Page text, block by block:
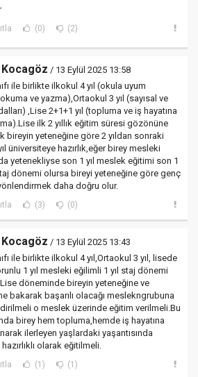
(0) (2)
Kocagöz / 13 Eylül 2025 13:58
ile birlikte ilkokul 4 yıl (okula uyum
ve yazma),Ortaokul 3 yıl (sayısal ve
,Lise 2+1+1 yıl (topluma ve iş hayatına
ilk 2 yıllık eğitim süresi gözönüne
bireyin yeteneğine göre 2 yıldan sonraki
üniversiteye hazırlık,eğer birey mesleki
yetenekliyse son 1 yıl meslek eğitimi son 1
dönemi olursa bireyi yeteneğine göre genç
daha doğru olur.
(3) (0)
Kocagöz / 13 Eylül 2025 13:43
ile birlikte ilkokul 4 yıl,Ortaokul 3 yıl, lisede
1 yıl mesleki eğilimli 1 yıl staj dönemi
döneminde bireyin yeteneğine ve
bakarak başarılı olacağı meslekngrubuna
o meslek üzerinde eğitim verilmeli.Bu
birey hem topluma,hemde iş hayatına
ilerleyen yaşlardaki yaşantısında
hazırlıklı olarak eğitilmeli.
(1) (1)